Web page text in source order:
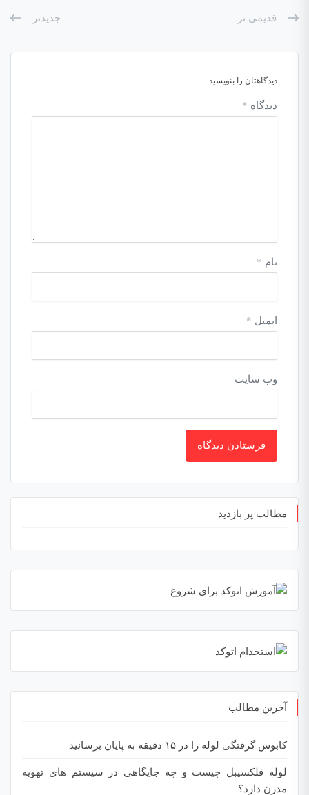
قدیمی تر جدیدتر
دیدگاهتان را بنویسید
دیدگاه *
نام *
ایمیل *
وب‌ سایت
مطالب پر بازدید
آخرین مطالب
کابوس گرفتگی لوله را در ۱۵ دقیقه به پایان برسانید
لوله فلکسیبل چیست و چه جایگاهی در سیستم های تهویه
مدرن دارد؟